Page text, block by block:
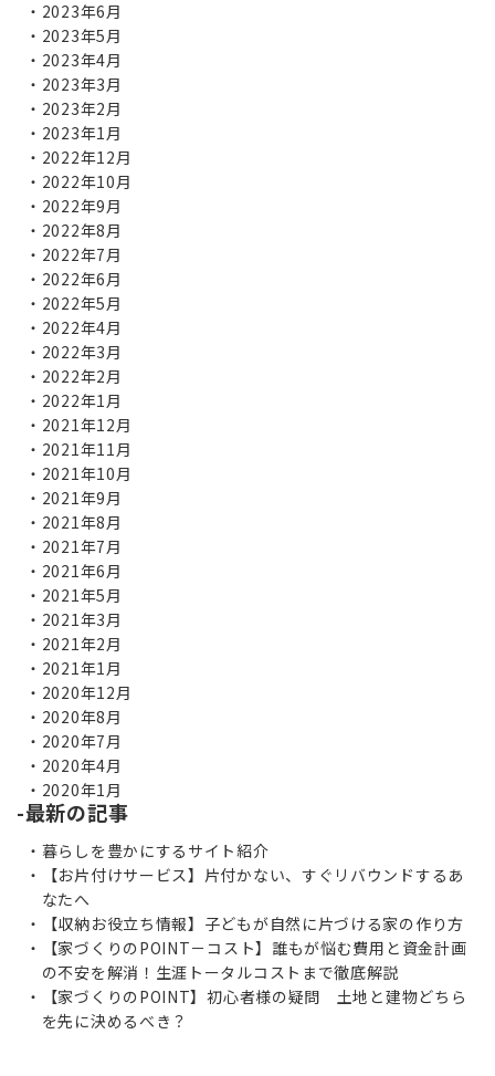
2023年6月
2023年5月
2023年4月
2023年3月
2023年2月
2023年1月
2022年12月
2022年10月
2022年9月
2022年8月
2022年7月
2022年6月
2022年5月
2022年4月
2022年3月
2022年2月
2022年1月
2021年12月
2021年11月
2021年10月
2021年9月
2021年8月
2021年7月
2021年6月
2021年5月
2021年3月
2021年2月
2021年1月
2020年12月
2020年8月
2020年7月
2020年4月
2020年1月
最新の記事
暮らしを豊かにするサイト紹介
【お片付けサービス】片付かない、すぐリバウンドするあ
なたへ
【収納お役立ち情報】子どもが自然に片づける家の作り方
【家づくりのPOINT－コスト】誰もが悩む費用と資金計画
の不安を解消！生涯トータルコストまで徹底解説
【家づくりのPOINT】初心者様の疑問 土地と建物どちら
を先に決めるべき？